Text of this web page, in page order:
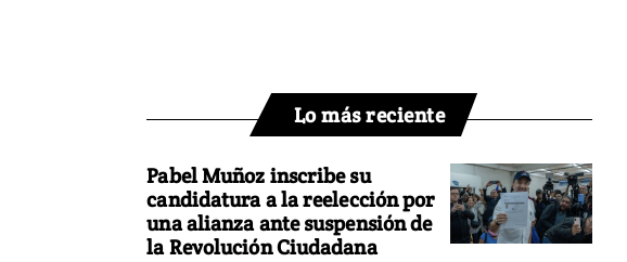
Lo más reciente
Pabel Muñoz inscribe su
candidatura a la reelección por
una alianza ante suspensión de
la Revolución Ciudadana